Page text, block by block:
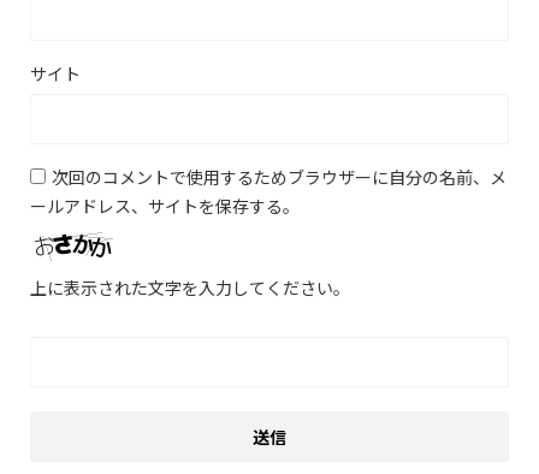
サイト
次回のコメントで使用するためブラウザーに自分の名前、メ
ールアドレス、サイトを保存する。
上に表示された文字を入力してください。